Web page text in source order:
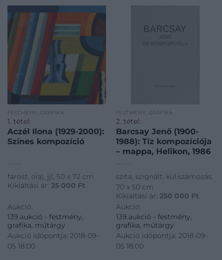
FESTMÉNY, GRAFIKA
1. tétel:
Aczél Ilona (1929-2000):
Színes kompozíció
farost, olaj, jjl, 50 x 72 cm
Kikiáltási ár: 25 000 Ft
Aukció:
139.aukció - festmény,
grafika, műtárgy
Aukció időpontja: 2018-09-
05 18:00
FESTMÉNY, GRAFIKA
2. tétel:
Barcsay Jenő (1900-
1988): Tíz kompozíciója
– mappa, Helikon, 1986
szita, szignált, kül.számozás,
70 x 50 cm
Kikiáltási ár: 250 000 Ft
Aukció:
139.aukció - festmény,
grafika, műtárgy
Aukció időpontja: 2018-09-
05 18:00